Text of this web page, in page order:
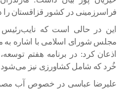
فراسرزمینی در کشور قزاقستان را
این در حالی است که
مجلس شورای اسلامی با اشاره
اذعان کرد: در برنامه هفتم
خُرد که شامل کشاورزی نیز
علیرضا عباسی در خصوص آب